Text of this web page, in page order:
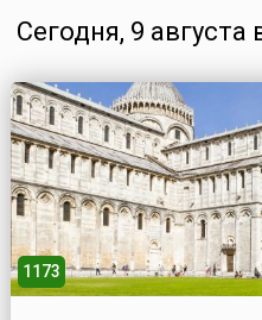
Сегодня, 9 августа
1173